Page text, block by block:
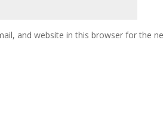
and website in this browser for the